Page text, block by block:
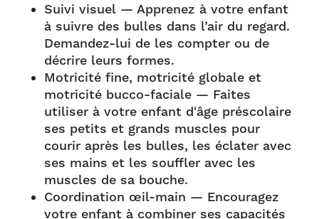
Suivi visuel — Apprenez à votre enfant
à suivre des bulles dans l’air du regard.
Demandez-lui de les compter ou de
décrire leurs formes.
Motricité fine, motricité globale et
motricité bucco-faciale — Faites
utiliser à votre enfant d'âge préscolaire
ses petits et grands muscles pour
courir après les bulles, les éclater avec
ses mains et les souffler avec les
muscles de sa bouche.
Coordination œil-main — Encouragez
votre enfant à combiner ses capacités